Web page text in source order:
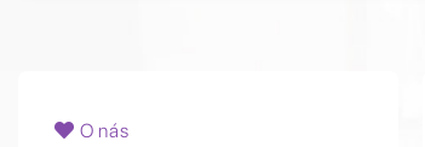
O nás